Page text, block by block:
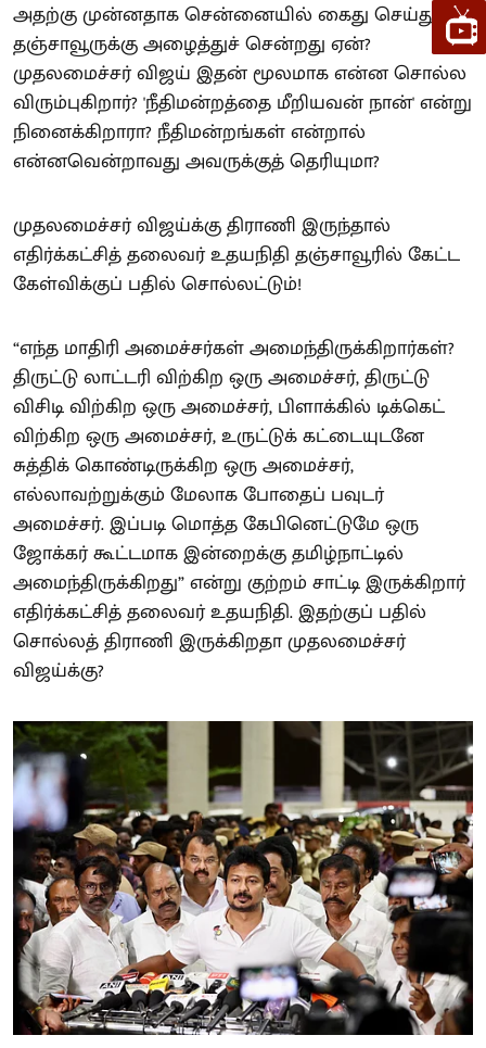
அதற்கு முன்னதாக சென்னையில் கைது செய்து
தஞ்சாவூருக்கு அழைத்துச் சென்றது ஏன்?
முதலமைச்சர் விஜய் இதன் மூலமாக என்ன சொல்ல
விரும்புகிறார்? 'நீதிமன்றத்தை மீறியவன் நான்' என்று
நினைக்கிறாரா? நீதிமன்றங்கள் என்றால்
என்னவென்றாவது அவருக்குத் தெரியுமா?
முதலமைச்சர் விஜய்க்கு திராணி இருந்தால்
எதிர்க்கட்சித் தலைவர் உதயநிதி தஞ்சாவூரில் கேட்ட
கேள்விக்குப் பதில் சொல்லட்டும்!
“எந்த மாதிரி அமைச்சர்கள் அமைந்திருக்கிறார்கள்?
திருட்டு லாட்டரி விற்கிற ஒரு அமைச்சர், திருட்டு
விசிடி விற்கிற ஒரு அமைச்சர், பிளாக்கில் டிக்கெட்
விற்கிற ஒரு அமைச்சர், உருட்டுக் கட்டையுடனே
சுத்திக் கொண்டிருக்கிற ஒரு அமைச்சர்,
எல்லாவற்றுக்கும் மேலாக போதைப் பவுடர்
அமைச்சர். இப்படி மொத்த கேபினெட்டுமே ஒரு
ஜோக்கர் கூட்டமாக இன்றைக்கு தமிழ்நாட்டில்
அமைந்திருக்கிறது” என்று குற்றம் சாட்டி இருக்கிறார்
எதிர்க்கட்சித் தலைவர் உதயநிதி. இதற்குப் பதில்
சொல்லத் திராணி இருக்கிறதா முதலமைச்சர்
விஜய்க்கு?